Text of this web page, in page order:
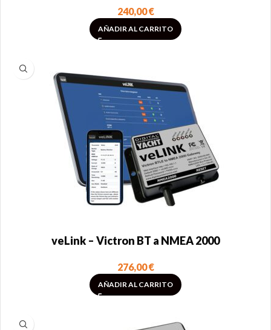
240,00€
AÑADIR AL CARRITO
veLink – Victron BT a NMEA 2000
276,00€
AÑADIR AL CARRITO